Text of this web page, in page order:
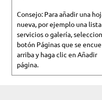
Consejo: Para añadir una
nueva, por ejemplo una
servicios o galería,
botón Páginas que se
arriba y haga clic en Añadir
página.